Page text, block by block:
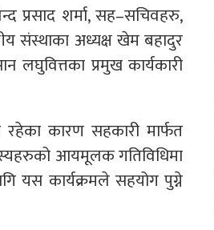
प्रसाद शर्मा, सह–सचिवहरु,
संस्थाका अध्यक्ष खेम बहादुर
लघुवित्तका प्रमुख कार्यकारी
रहेका कारण सहकारी मार्फत
आयमूलक गतिविधिमा
यस कार्यक्रमले सहयोग पुग्ने